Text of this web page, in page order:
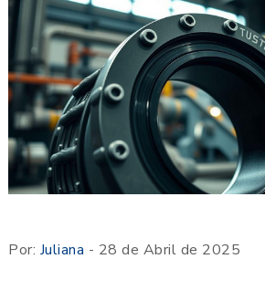
Por: Juliana - 28 de Abril de 2025